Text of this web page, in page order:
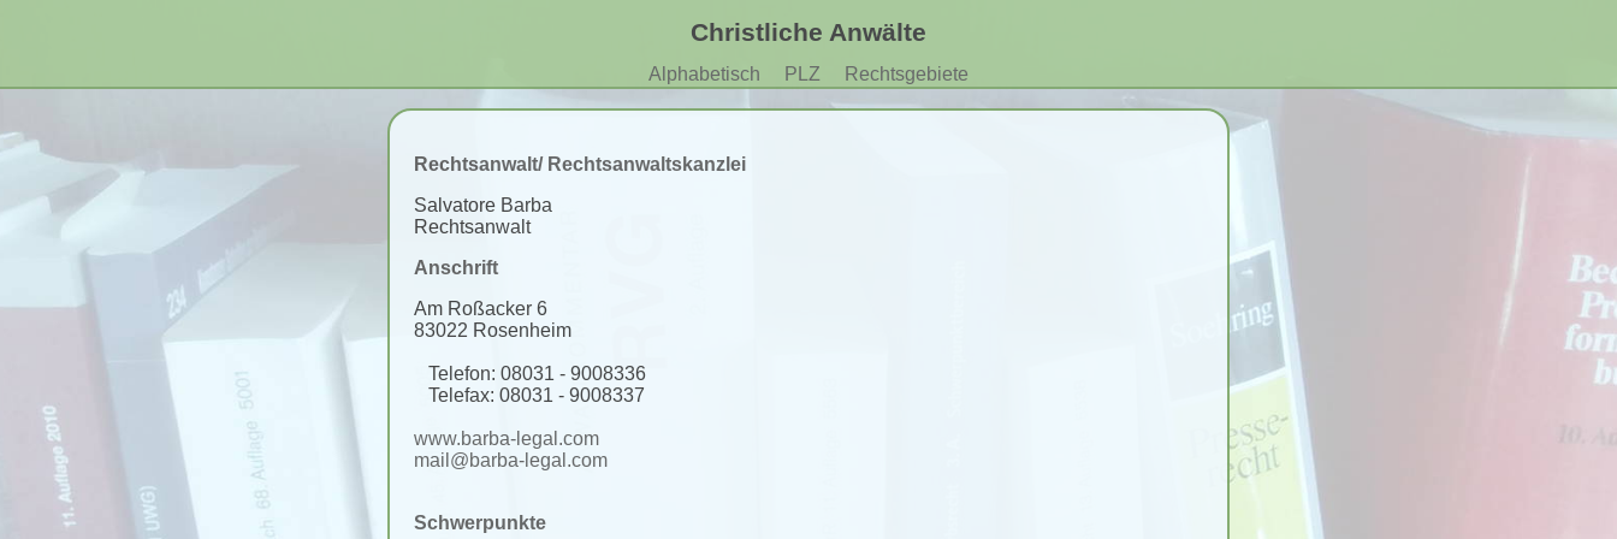
Christliche Anwälte
Alphabetisch PLZ Rechtsgebiete
Rechtsanwalt/ Rechtsanwaltskanzlei
Salvatore Barba
Rechtsanwalt
Anschrift
Am Roßacker 6
83022 Rosenheim
Telefon: 08031 - 9008336
Telefax: 08031 - 9008337
www.barba-legal.com
mail@barba-legal.com
Schwerpunkte